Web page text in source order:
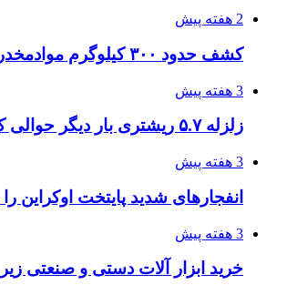
2 هفته پیش
کشف حدود ۳۰۰ کیلوگرم موادمخدر و ۶ قبضه سلاح در سیستان و بلوچستان
3 هفته پیش
زلزله ۵.۷ ریشتری بار دیگر حوالی کوزران کرمانشاه را لرزاند
3 هفته پیش
انفجارهای شدید پایتخت اوکراین را
3 هفته پیش
خرید ابزار آلات دستی و صنعتی